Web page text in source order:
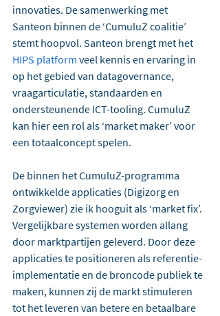
innovaties. De samenwerking met
Santeon binnen de ‘CumuluZ coalitie’
stemt hoopvol. Santeon brengt met het
HIPS platform veel kennis en ervaring in
op het gebied van datagovernance,
vraagarticulatie, standaarden en
ondersteunende ICT-tooling. CumuluZ
kan hier een rol als ‘market maker’ voor
een totaalconcept spelen.
De binnen het CumuluZ-programma
ontwikkelde applicaties (Digizorg en
Zorgviewer) zie ik hooguit als ‘market fix’.
Vergelijkbare systemen worden allang
door marktpartijen geleverd. Door deze
applicaties te positioneren als referentie-
implementatie en de broncode publiek te
maken, kunnen zij de markt stimuleren
tot het leveren van betere en betaalbare